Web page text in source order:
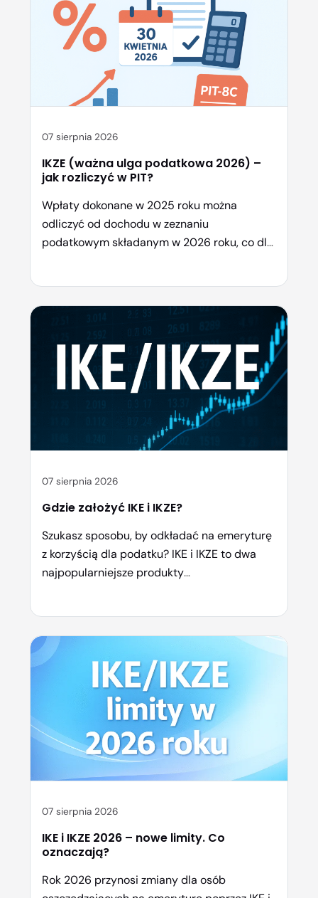
07 sierpnia 2026
IKZE (ważna ulga podatkowa 2026) –
jak rozliczyć w PIT?
Wpłaty dokonane w 2025 roku można
odliczyć od dochodu w zeznaniu
podatkowym składanym w 2026 roku, co dla
nawet kilka tysięcy złotych – wszystko
zależy od wysokości wpłaty i progu
podatkowego. W tym poradniku wyjaśniamy
krok po […]
07 sierpnia 2026
Gdzie założyć IKE i IKZE?
Szukasz sposobu, by odkładać na emeryturę
z korzyścią dla podatku? IKE i IKZE to dwa
najpopularniejsze produkty
je założyć i jak wybrać najlepszą opcję dla
siebie. Dom maklerski XTB – IKE i IKZE w
jednym miejscu XTB to jedna […]
07 sierpnia 2026
IKE i IKZE 2026 – nowe limity. Co
oznaczają?
Rok 2026 przynosi zmiany dla osób